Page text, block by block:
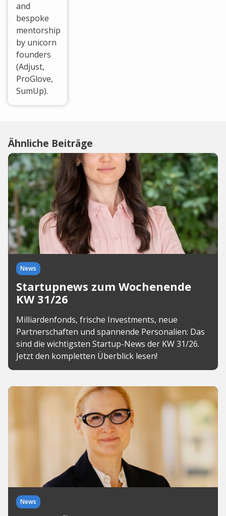
and
bespoke
mentorship
by unicorn
founders
(Adjust,
ProGlove,
SumUp).
Ähnliche Beiträge
News
Startupnews zum Wochenende
KW 31/26
Milliardenfonds, frische Investments, neue
Partnerschaften und spannende Personalien: Das
sind die wichtigsten Startup-News der KW 31/26.
Jetzt den kompletten Überblick lesen!
News